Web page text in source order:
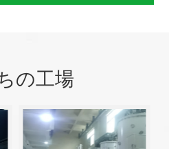
の工場